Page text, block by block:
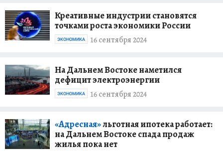
Креативные индустрии становятся
точками роста экономики России
16 сентября 2024
ЭКОНОМИКА
На Дальнем Востоке наметился
дефицит электроэнергии
16 сентября 2024
ЭКОНОМИКА
«Адресная»льготная ипотека работает:
на Дальнем Востоке спада продаж
жилья пока нет